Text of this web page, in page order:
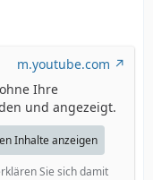
m.youtube.com
Ihre
und angezeigt.
Inhalte anzeigen
Sie sich damit